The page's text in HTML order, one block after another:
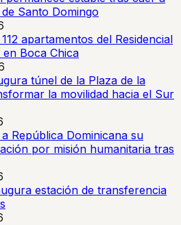
Santo Domingo
apartamentos del Residencial
Boca Chica
túnel de la Plaza de la
la movilidad hacia el Sur
República Dominicana su
por misión humanitaria tras
estación de transferencia